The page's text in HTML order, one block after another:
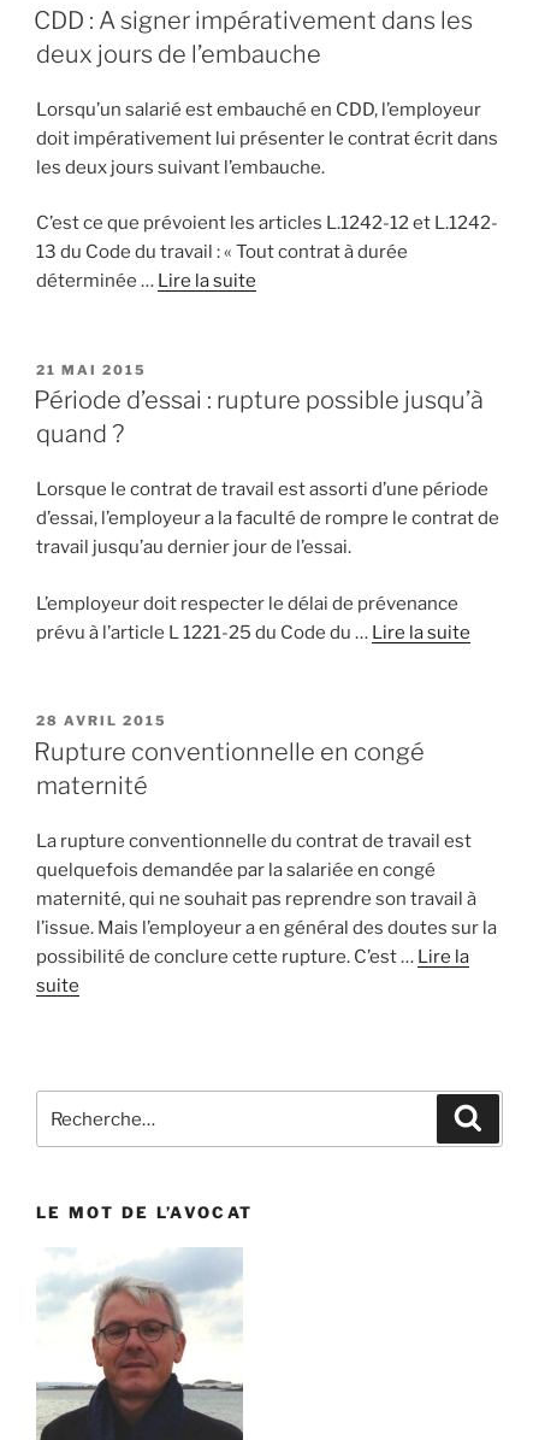
LE
CDD : A signer impérativement dans les
deux jours de l’embauche
Lorsqu’un salarié est embauché en CDD, l’employeur
doit impérativement lui présenter le contrat écrit dans
les deux jours suivant l’embauche.
C’est ce que prévoient les articles L.1242-12 et L.1242-
13 du Code du travail : « Tout contrat à durée
déterminée … Lire la suite
PUBLIÉ
LE
21 MAI 2015
Période d’essai : rupture possible jusqu’à
quand ?
Lorsque le contrat de travail est assorti d’une période
d’essai, l’employeur a la faculté de rompre le contrat de
travail jusqu’au dernier jour de l’essai.
L’employeur doit respecter le délai de prévenance
prévu à l’article L 1221-25 du Code du … Lire la suite
PUBLIÉ
LE
28 AVRIL 2015
Rupture conventionnelle en congé
maternité
La rupture conventionnelle du contrat de travail est
quelquefois demandée par la salariée en congé
maternité, qui ne souhait pas reprendre son travail à
l’issue. Mais l’employeur a en général des doutes sur la
possibilité de conclure cette rupture. C’est … Lire la
suite
pour
LE MOT DE L’AVOCAT